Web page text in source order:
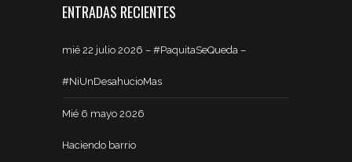
ENTRADAS RECIENTES
mié 22 julio 2026 – #PaquitaSeQueda –
#NiUnDesahucioMas
Mié 6 mayo 2026
Haciendo barrio